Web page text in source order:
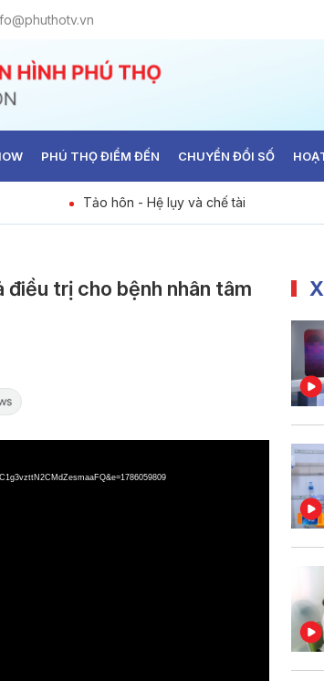
PHÚ THỌ ĐIỂM ĐẾN CHUYỂN ĐỔI SỐ
Tảo hôn - Hệ lụy và chế tài
điều trị cho bệnh nhân tâm